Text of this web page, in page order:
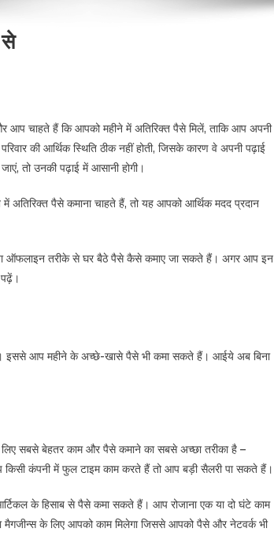
चाहते हैं कि आपको महीने में अतिरिक्त पैसे मिलें, ताकि आप अपनी
की आर्थिक स्थिति ठीक नहीं होती, जिसके कारण वे अपनी पढ़ाई
तो उनकी पढ़ाई में आसानी होगी।
में अतिरिक्त पैसे कमाना चाहते हैं, तो यह आपको आर्थिक मदद प्रदान
ऑफलाइन तरीके से घर बैठे पैसे कैसे कमाए जा सकते हैं। अगर आप इन
इससे आप महीने के अच्छे-खासे पैसे भी कमा सकते हैं। आईये अब बिना
सबसे बेहतर काम और पैसे कमाने का सबसे अच्छा तरीका है –
कंपनी में फुल टाइम काम करते हैं तो आप बड़ी सैलरी पा सकते हैं।
के हिसाब से पैसे कमा सकते हैं। आप रोजाना एक या दो घंटे काम
के लिए आपको काम मिलेगा जिससे आपको पैसे और नेटवर्क भी